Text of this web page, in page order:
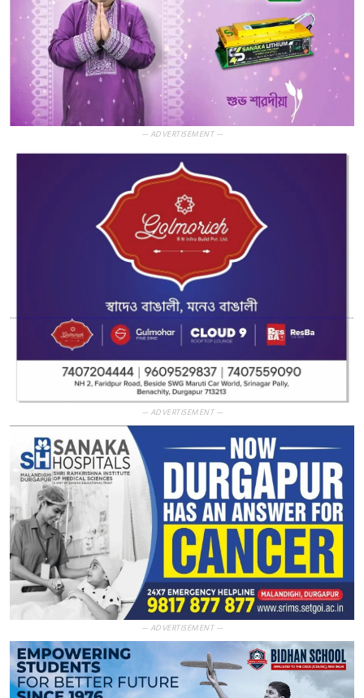
— ADVERTISEMENT —
— ADVERTISEMENT —
— ADVERTISEMENT —